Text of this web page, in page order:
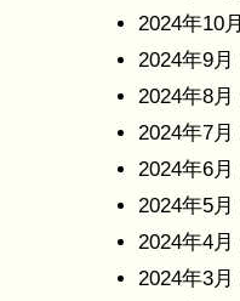
2024年10月
2024年9月
2024年8月
2024年7月
2024年6月
2024年5月
2024年4月
2024年3月